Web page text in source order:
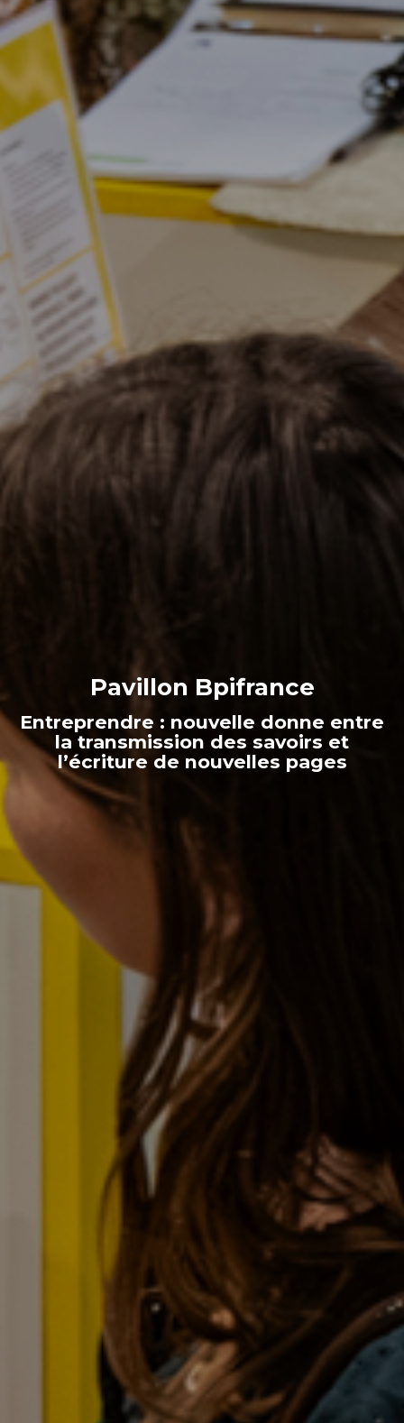
Pavillon Bpifrance
Entreprendre : nouvelle donne entre
la transmission des savoirs et
l’écriture de nouvelles pages